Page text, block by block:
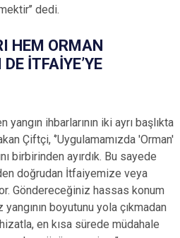
dedi.
HEM ORMAN
İTFAİYE’YE
ihbarlarının iki ayrı başlıkta
Çiftçi, ‘’Uygulamamızda 'Orman'
birbirinden ayırdık. Bu sayede
doğrudan İtfaiyemize veya
Göndereceğiniz hassas konum
boyutunu yola çıkmadan
en kısa sürede müdahale